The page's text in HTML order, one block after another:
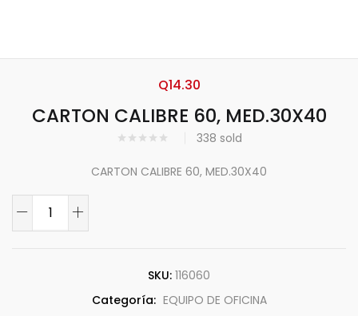
CARTON CALIBRE 60, MED.30X40
338 sold
Q14.30
CARTON CALIBRE 60, MED.30X40
SKU: 116060
Categoría: EQUIPO DE OFICINA